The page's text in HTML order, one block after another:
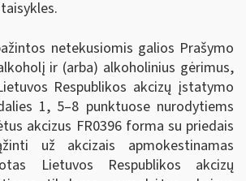
netekusiomis galios Prašymo
ir (arba) alkoholinius gėrimus,
Respublikos akcizų įstatymo
1, 5–8 punktuose nurodytiems
akcizus FR0396 forma su priedais
už akcizais apmokestinamas
Lietuvos Respublikos akcizų